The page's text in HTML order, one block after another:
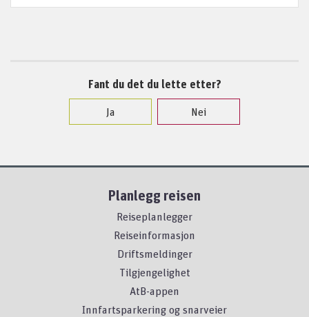
Fant du det du lette etter?
Ja
Nei
Planlegg reisen
Reiseplanlegger
Reiseinformasjon
Driftsmeldinger
Tilgjengelighet
AtB-appen
Innfartsparkering og snarveier